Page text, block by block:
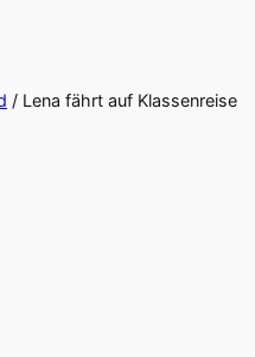
/ Lena fährt auf Klassenreise